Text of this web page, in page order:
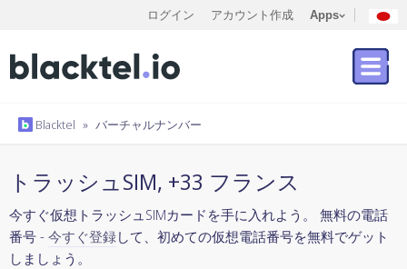
ログイン アカウント作成 Apps
Blacktel » バーチャルナンバー
トラッシュSIM, +33 フランス
今すぐ仮想トラッシュSIMカードを手に入れよう。 無料の電話
番号 - 今すぐ登録して、初めての仮想電話番号を無料でゲット
しましょう。